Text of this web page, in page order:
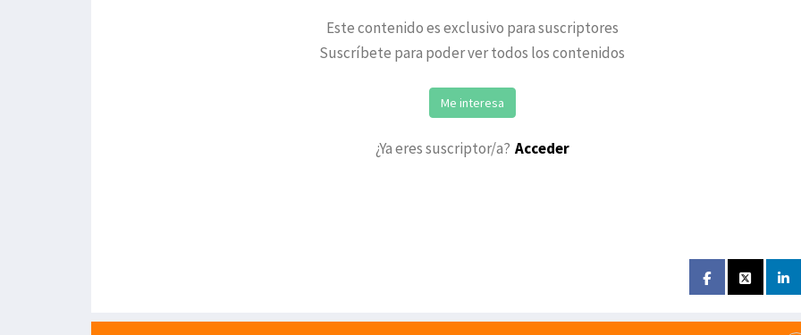
Este contenido es exclusivo para suscriptores
Suscríbete para poder ver todos los contenidos
Me interesa
¿Ya eres suscriptor/a? Acceder